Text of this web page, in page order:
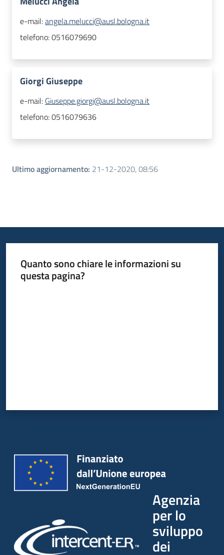
e-mail:angela.melucci@ausl.bologna.it
telefono:0516079690
Giorgi Giuseppe
e-mail: Giuseppe.giorgi@ausl.bologna.it
telefono:0516079636
Ultimo aggiornamento: 21-12-2020, 08:56
Quanto sono chiare le informazioni su
questa pagina?
Agenzia
per lo
sviluppo
dei